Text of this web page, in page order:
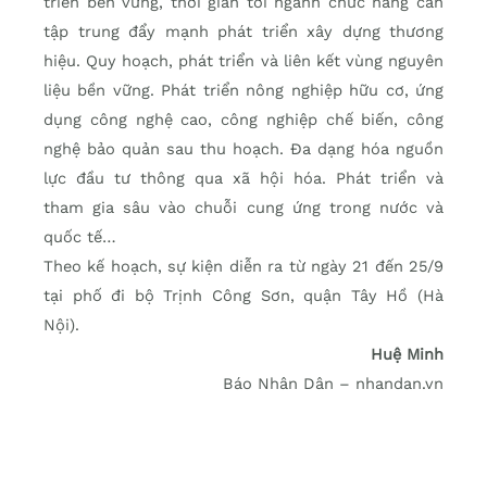
tập trung đẩy mạnh phát triển xây dựng thương
hiệu. Quy hoạch, phát triển và liên kết vùng nguyên
liệu bền vững. Phát triển nông nghiệp hữu cơ, ứng
dụng công nghệ cao, công nghiệp chế biến, công
nghệ bảo quản sau thu hoạch. Đa dạng hóa nguồn
lực đầu tư thông qua xã hội hóa. Phát triển và
tham gia sâu vào chuỗi cung ứng trong nước và
quốc tế…
Theo kế hoạch, sự kiện diễn ra từ ngày 21 đến 25/9
tại phố đi bộ Trịnh Công Sơn, quận Tây Hồ (Hà
Nội).
Huệ Minh
Báo Nhân Dân – nhandan.vn